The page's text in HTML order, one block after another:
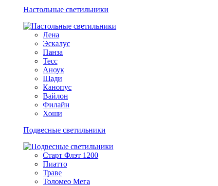
Настольные светильники
Лена
Эскалус
Панза
Тесс
Аноук
Шади
Канопус
Вайлон
Филайн
Хоши
Подвесные светильники
Старт Флэт 1200
Пиатто
Траве
Толомео Мега